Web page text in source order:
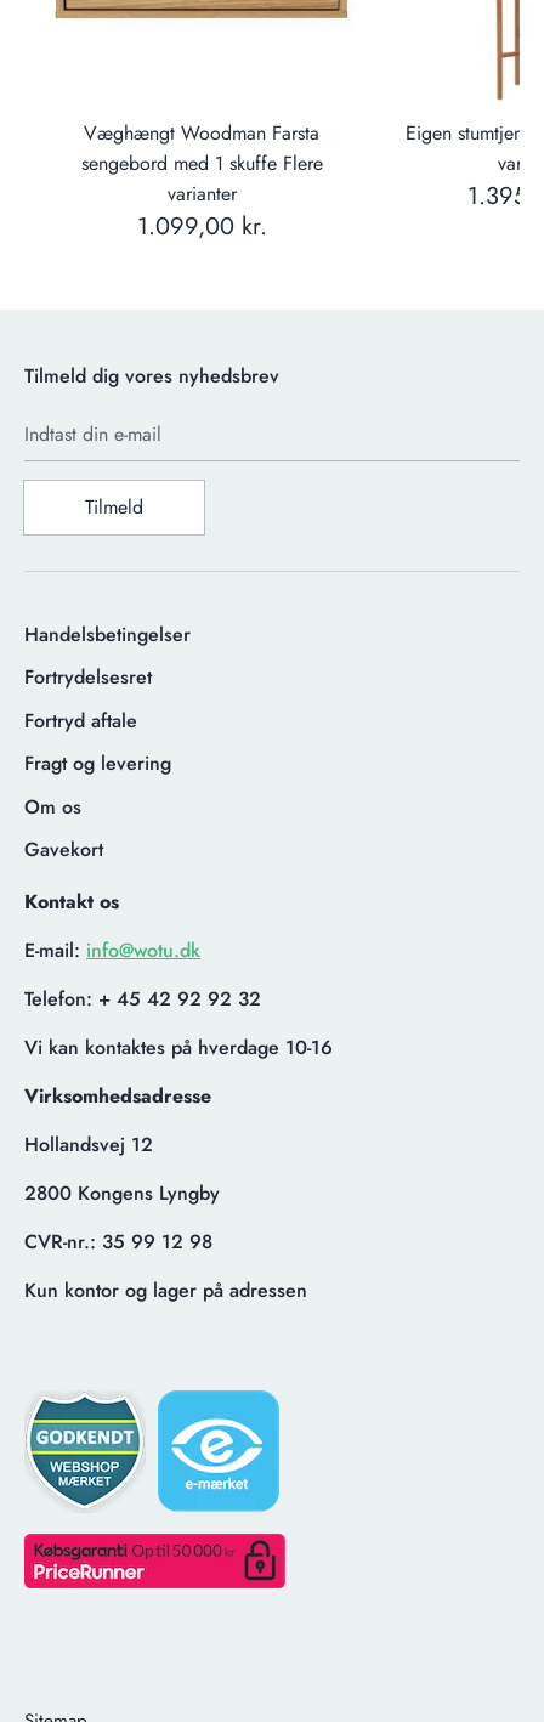
Væghængt Woodman Farsta
sengebord med 1 skuffe Flere
varianter
1.099,00 kr.
Eigen
Tilmeld dig vores nyhedsbrev
Indtast din e-mail
Tilmeld
Handelsbetingelser
Fortrydelsesret
Fortryd aftale
Fragt og levering
Om os
Gavekort
Kontakt os
E-mail: info@wotu.dk
Telefon: + 45 42 92 92 32
Vi kan kontaktes på hverdage 10-16
Virksomhedsadresse
Hollandsvej 12
2800 Kongens Lyngby
CVR-nr.: 35 99 12 98
Kun kontor og lager på adressen